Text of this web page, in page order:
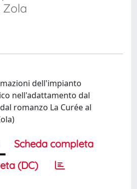
Zola
dell'impianto
nell'adattamento dal
romanzo La Curée al
Scheda completa
(DC)